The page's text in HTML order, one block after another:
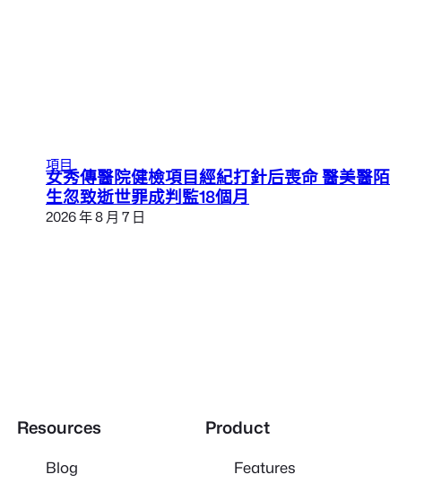
項目
女秀傳醫院健檢項目經紀打針后喪命 醫美醫陌
生忽致逝世罪成判監18個月
2026 年 8 月 7 日
Resources
Blog
Product
Features